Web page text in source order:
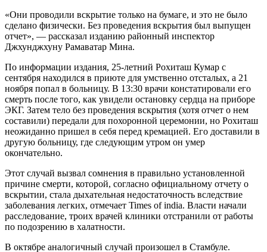
«Они проводили вскрытие только на бумаге, и это не было
сделано физически. Без проведения вскрытия был выпущен
отчет», — рассказал изданию районный инспектор
Джхунджхуну Рамаватар Мина.
По информации издания, 25-летний Рохиташ Кумар с
сентября находился в приюте для умственно отсталых, а 21
ноября попал в больницу. В 13:30 врачи констатировали его
смерть после того, как увидели остановку сердца на приборе
ЭКГ. Затем тело без проведения вскрытия (хотя отчет о нем
составили) передали для похоронной церемонии, но Рохиташ
неожиданно пришел в себя перед кремацией. Его доставили в
другую больницу, где следующим утром он умер
окончательно.
Этот случай вызвал сомнения в правильно установленной
причине смерти, которой, согласно официальному отчету о
вскрытии, стала дыхательная недостаточность вследствие
заболевания легких, отмечает Times of india. Власти начали
расследование, троих врачей клиники отстранили от работы
по подозрению в халатности.
В октябре аналогичный случай произошел в Стамбуле.